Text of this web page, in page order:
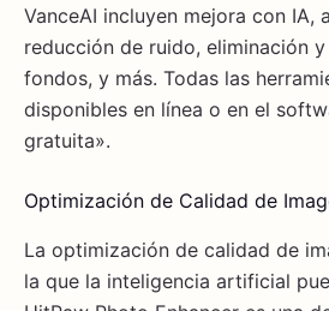
VanceAI incluyen mejora con IA,
reducción de ruido, eliminación
fondos, y más. Todas las
disponibles en línea o en el
gratuita».
Optimización de Calidad de
La optimización de calidad de
la que la inteligencia artificial